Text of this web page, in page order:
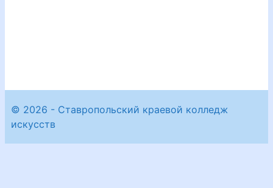
© 2026 - Ставропольский краевой колледж
искусств